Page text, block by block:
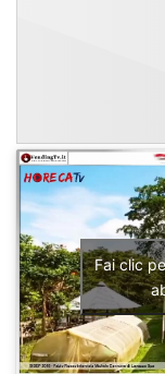
Fai clic